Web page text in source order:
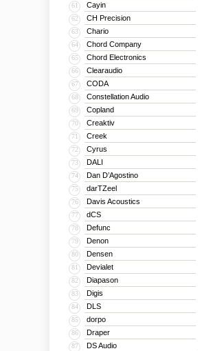
61 Cayin
62 CH Precision
63 Chario
64 Chord Company
65 Chord Electronics
66 Clearaudio
67 CODA
68 Constellation Audio
69 Copland
70 Creaktiv
71 Creek
72 Cyrus
73 DALI
74 Dan D’Agostino
75 darTZeel
76 Davis Acoustics
77 dCS
78 Defunc
79 Denon
80 Densen
81 Devialet
82 Diapason
83 Digis
84 DLS
85 dorpo
86 Draper
87 DS Audio